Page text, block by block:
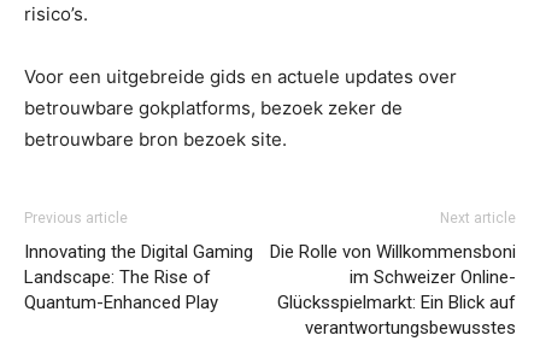
risico’s.
Voor een uitgebreide gids en actuele updates over
betrouwbare gokplatforms, bezoek zeker de
betrouwbare bron bezoek site.
Previous article
Innovating the Digital Gaming
Landscape: The Rise of
Quantum-Enhanced Play
Next article
Die Rolle von Willkommensboni
im Schweizer Online-
Glücksspielmarkt: Ein Blick auf
verantwortungsbewusstes